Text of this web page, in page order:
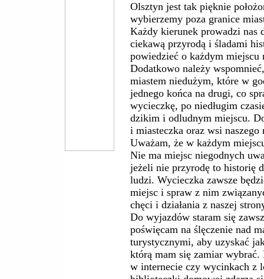
Olsztyn jest tak pięknie
wybierzemy poza granice
Każdy kierunek prowadzi nas
ciekawą przyrodą i śladami
powiedzieć o każdym
Dodatkowo należy
miastem niedużym, które w
jednego końca na drugi, co
wycieczkę, po niedługim
dzikim i odludnym miejscu.
i miasteczka oraz wsi naszego
Uważam, że w każdym
Nie ma miejsc niegodnych
jeżeli nie przyrodę to historię
ludzi. Wycieczka zawsze
miejsc i spraw z nim
chęci i działania z naszej
Do wyjazdów staram się
poświęcam na ślęczenie nad
turystycznymi, aby uzyskać
którą mam się zamiar
w internecie czy wycinkach z